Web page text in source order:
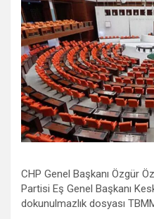
CHP Genel Başkanı Özgür
Partisi Eş Genel Başkanı
dokunulmazlık dosyası